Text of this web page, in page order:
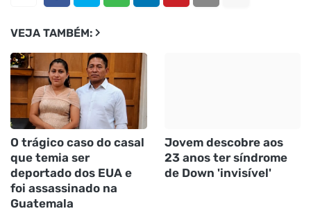
VEJA TAMBÉM:
O trágico caso do casal
que temia ser
deportado dos EUA e
foi assassinado na
Guatemala
Jovem descobre aos
23 anos ter síndrome
de Down 'invisível'